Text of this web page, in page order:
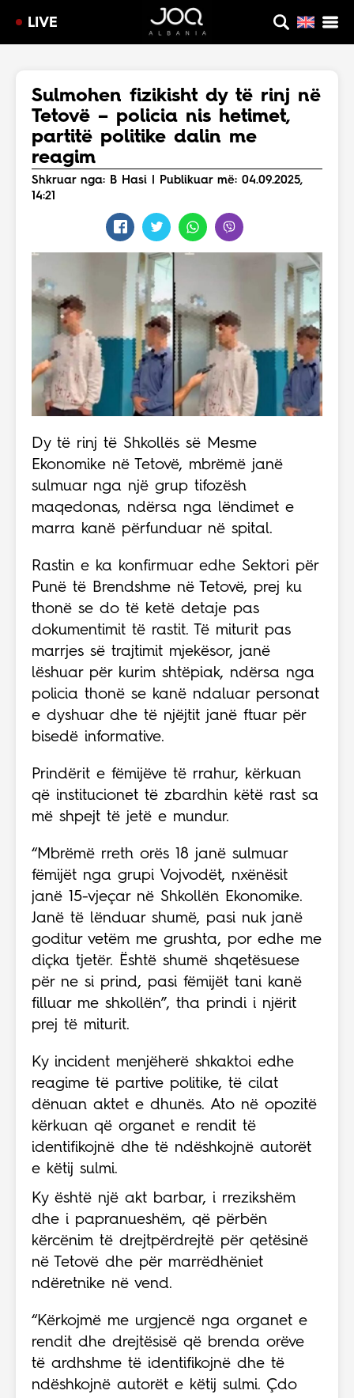
LIVE
Sulmohen fizikisht dy të rinj në
Tetovë – policia nis hetimet,
partitë politike dalin me
reagim
Shkruar nga: B Hasi | Publikuar më: 04.09.2025,
14:21
Dy të rinj të Shkollës së Mesme
Ekonomike në Tetovë, mbrëmë janë
sulmuar nga një grup tifozësh
maqedonas, ndërsa nga lëndimet e
marra kanë përfunduar në spital.
Rastin e ka konfirmuar edhe Sektori për
Punë të Brendshme në Tetovë, prej ku
thonë se do të ketë detaje pas
dokumentimit të rastit. Të miturit pas
marrjes së trajtimit mjekësor, janë
lëshuar për kurim shtëpiak, ndërsa nga
policia thonë se kanë ndaluar personat
e dyshuar dhe të njëjtit janë ftuar për
bisedë informative.
Prindërit e fëmijëve të rrahur, kërkuan
që institucionet të zbardhin këtë rast sa
më shpejt të jetë e mundur.
“Mbrëmë rreth orës 18 janë sulmuar
fëmijët nga grupi Vojvodët, nxënësit
janë 15-vjeçar në Shkollën Ekonomike.
Janë të lënduar shumë, pasi nuk janë
goditur vetëm me grushta, por edhe me
diçka tjetër. Është shumë shqetësuese
për ne si prind, pasi fëmijët tani kanë
filluar me shkollën”, tha prindi i njërit
prej të miturit.
Ky incident menjëherë shkaktoi edhe
reagime të partive politike, të cilat
dënuan aktet e dhunës. Ato në opozitë
kërkuan që organet e rendit të
identifikojnë dhe të ndëshkojnë autorët
e këtij sulmi.
Ky është një akt barbar, i rrezikshëm
dhe i papranueshëm, që përbën
kërcënim të drejtpërdrejtë për qetësinë
në Tetovë dhe për marrëdhëniet
ndëretnike në vend.
“Kërkojmë me urgjencë nga organet e
rendit dhe drejtësisë që brenda orëve
të ardhshme të identifikojnë dhe të
ndëshkojnë autorët e këtij sulmi. Çdo